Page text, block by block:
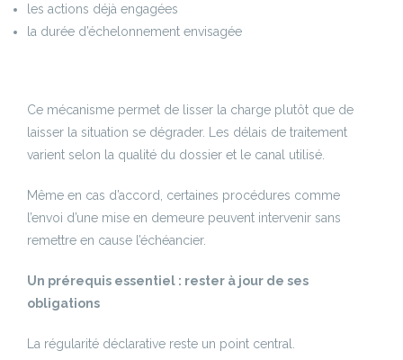
les actions déjà engagées
la durée d’échelonnement envisagée
Ce mécanisme permet de lisser la charge plutôt que de
laisser la situation se dégrader. Les délais de traitement
varient selon la qualité du dossier et le canal utilisé.
Même en cas d’accord, certaines procédures comme
l’envoi d’une mise en demeure peuvent intervenir sans
remettre en cause l’échéancier.
Un prérequis essentiel : rester à jour de ses
obligations
La régularité déclarative reste un point central.